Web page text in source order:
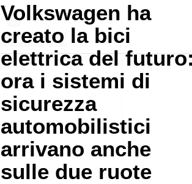
Volkswagen ha
creato la bici
elettrica del
ora i sistemi di
sicurezza
automobilistici
arrivano anche
sulle due ruote